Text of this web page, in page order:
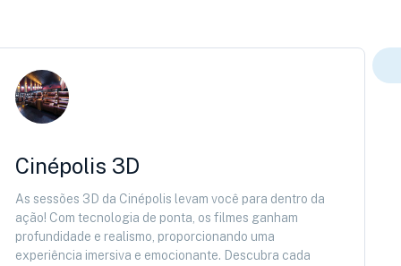
Cinépolis 3D
As sessões 3D da Cinépolis levam você para dentro da
ação! Com tecnologia de ponta, os filmes ganham
profundidade e realismo, proporcionando uma
experiência imersiva e emocionante. Descubra cada